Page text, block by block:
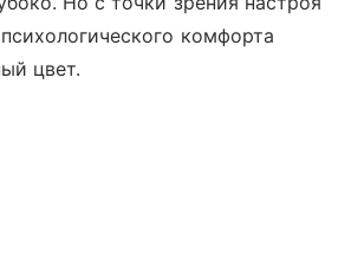
комфорта
цвет.